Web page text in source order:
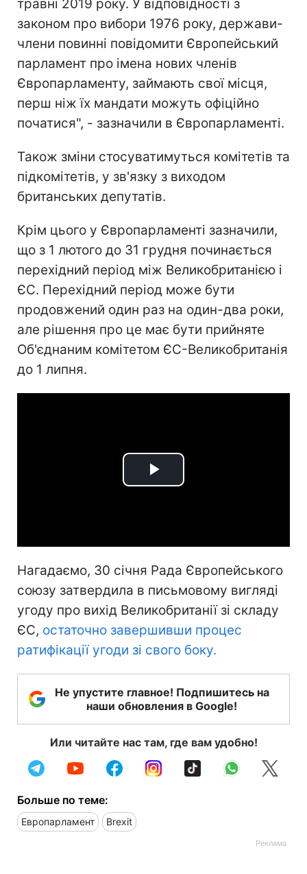
травні 2019 року. У відповідності з
законом про вибори 1976 року, держави-
члени повинні повідомити Європейський
парламент про імена нових членів
Європарламенту, займають свої місця,
перш ніж їх мандати можуть офіційно
початися", - зазначили в Європарламенті.
Також зміни стосуватимуться комітетів та
підкомітетів, у зв'язку з виходом
британських депутатів.
Крім цього у Європарламенті зазначили,
що з 1 лютого до 31 грудня починається
перехідний період між Великобританією і
ЄС. Перехідний період може бути
продовжений один раз на один-два роки,
але рішення про це має бути прийняте
Об'єднаним комітетом ЄС-Великобританія
до 1 липня.
Play
Нагадаємо, 30 січня Рада Європейського
союзу затвердила в письмовому вигляді
угоду про вихід Великобританії зі складу
ЄС, остаточно завершивши процес
ратифікації угоди зі свого боку.
Не упустите главное! Подпишитесь на
наши обновления в Google!
Или читайте нас там, где вам удобно!
Больше по теме:
Европарламент Brexit